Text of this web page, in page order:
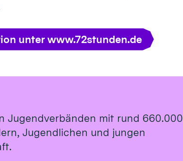
unter www.72stunden.de
Jugendverbänden mit rund 660.000
Jugendlichen und jungen